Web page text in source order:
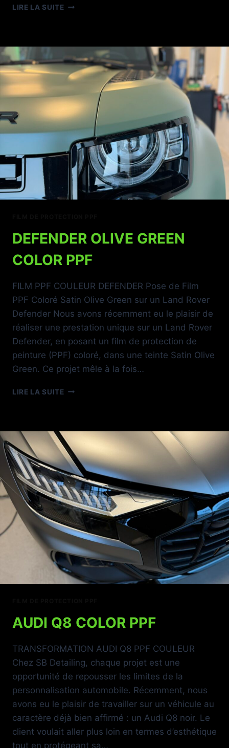
LIRE LA SUITETRAITEMENT
DEFENDER OLIVE GREEN
COLOR PPF
FILM PPF COULEUR DEFENDER Pose de Film
PPF Coloré Satin Olive Green sur un Land Rover
Defender Nous avons récemment eu le plaisir de
réaliser une prestation unique sur un Land Rover
Defender, en posant un film de protection de
peinture (PPF) coloré, dans une teinte Satin Olive
Green. Ce projet mêle à la fois…
LIRE LA SUITEDEFENDER
PPF
AUDI Q8 COLOR PPF
TRANSFORMATION AUDI Q8 PPF COULEUR
Chez SB Detailing, chaque projet est une
opportunité de repousser les limites de la
personnalisation automobile. Récemment, nous
avons eu le plaisir de travailler sur un véhicule au
caractère déjà bien affirmé : un Audi Q8 noir. Le
client voulait aller plus loin en termes d’esthétique
tout en protégeant sa…